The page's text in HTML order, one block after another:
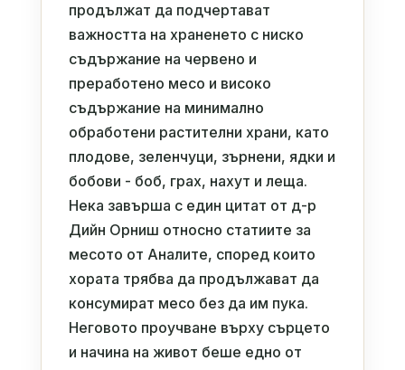
продължат да подчертават
важността на храненето с ниско
съдържание на червено и
преработено месо и високо
съдържание на минимално
обработени растителни храни, като
плодове, зеленчуци, зърнени, ядки и
бобови - боб, грах, нахут и леща.
Нека завърша с един цитат от д-р
Дийн Орниш относно статиите за
месото от Аналите, според които
хората трябва да продължават да
консумират месо без да им пука.
Неговото проучване върху сърцето
и начина на живот беше едно от